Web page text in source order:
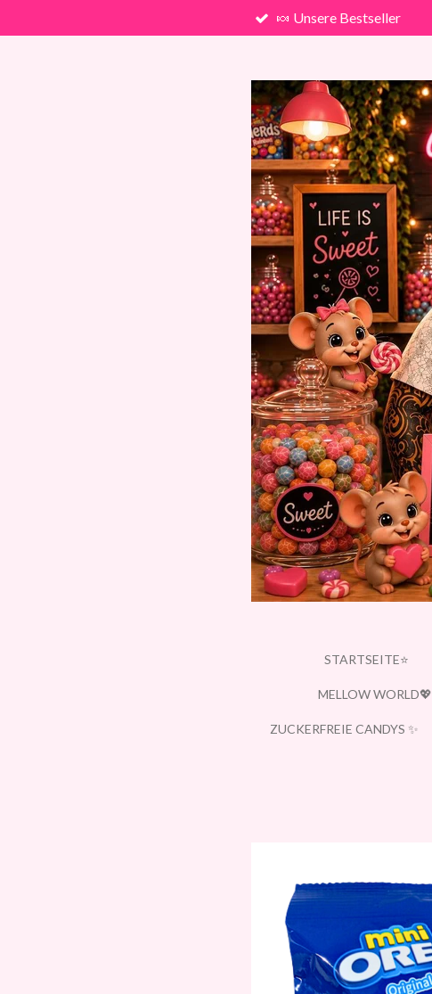
Hauptinhalt
🍬 Unsere Bestseller
STARTSEITE⭐
MELLOW WORLD💖
ZUCKERFREIE CANDYS ✨